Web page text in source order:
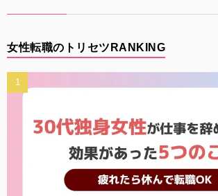
女性転職のトリセツRANKING